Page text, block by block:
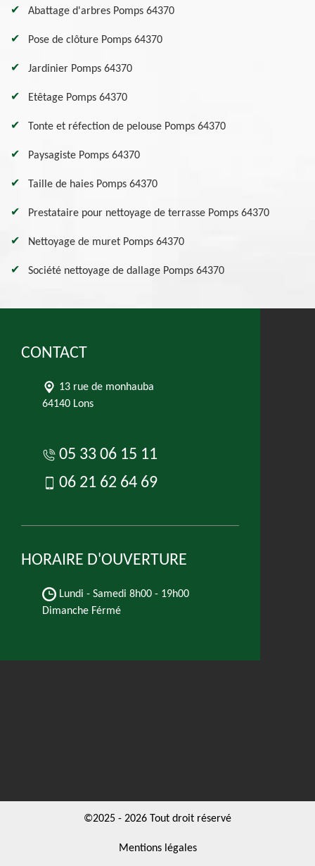
Abattage d'arbres Pomps 64370
Pose de clôture Pomps 64370
Jardinier Pomps 64370
Etêtage Pomps 64370
Tonte et réfection de pelouse Pomps 64370
Paysagiste Pomps 64370
Taille de haies Pomps 64370
Prestataire pour nettoyage de terrasse Pomps 64370
Nettoyage de muret Pomps 64370
Société nettoyage de dallage Pomps 64370
CONTACT
13 rue de monhauba
64140 Lons
05 33 06 15 11
06 21 62 64 69
HORAIRE D'OUVERTURE
Lundi - Samedi 8h00 - 19h00
Dimanche Férmé
©2025 - 2026 Tout droit réservé
Mentions légales